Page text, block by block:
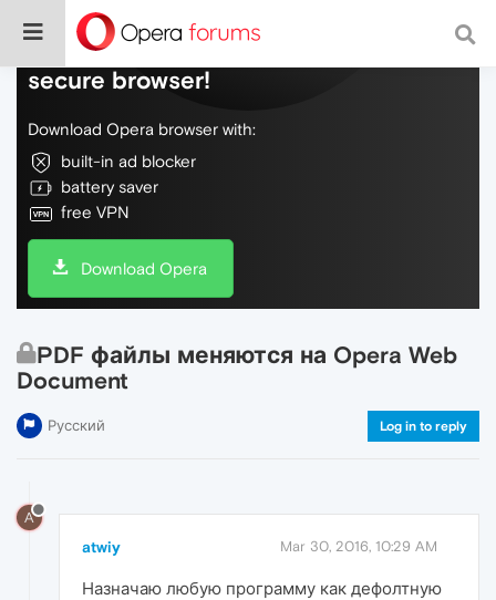
Do more on the web, with a fast and
secure browser!
Download Opera browser with:
built-in ad blocker
battery saver
free VPN
Download Opera
PDF файлы меняются на Opera Web
Document
Русский Log in to reply
A
atwiy Mar 30, 2016, 10:29 AM
Назначаю любую программу как дефолтную